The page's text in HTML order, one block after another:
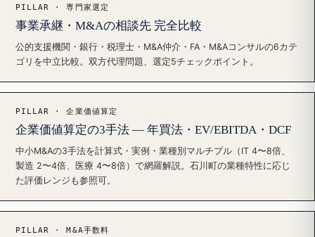
PILLAR · 専門家選定
事業承継・M&Aの相談先 完全比較
公的支援機関・銀行・税理士・M&A仲介・FA・M&Aコンサルの6カテ
ゴリを中立比較。双方代理問題、選定5チェックポイント。
PILLAR · 企業価値算定
企業価値算定の3手法 — 年買法・EV/EBITDA・DCF
中小M&Aの3手法を計算式・実例・業種別マルチプル（IT 4〜8倍、
製造 2〜4倍、医療 4〜8倍）で網羅解説。石川町の業種特性に応じ
た評価レンジも参照可。
PILLAR · M&A手数料